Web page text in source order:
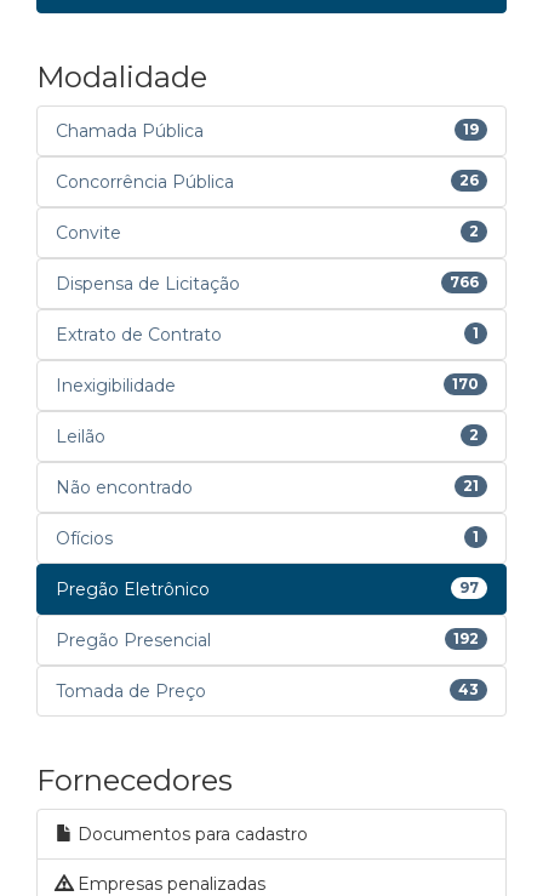
Modalidade
Chamada Pública 19
Concorrência Pública 26
Convite 2
Dispensa de Licitação 766
Extrato de Contrato 1
Inexigibilidade 170
Leilão 2
Não encontrado 21
Ofícios 1
Pregão Eletrônico 97
Pregão Presencial 192
Tomada de Preço 43
Fornecedores
Documentos para cadastro
Empresas penalizadas